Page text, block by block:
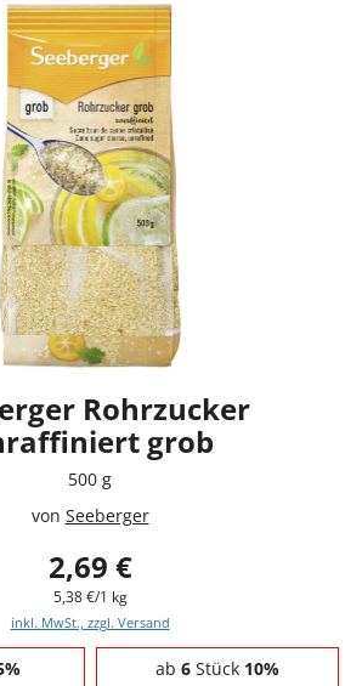
Rohrzucker
grob
500 g
von Seeberger
2,69 €
5,38 €/1 kg
inkl. MwSt., zzgl. Versand
ab 6Stück 10%